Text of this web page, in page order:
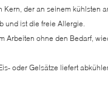
der an seinem kühlsten
und ist die freie Allergie.
Arbeiten ohne den Bedarf,
oder Gelsätze liefert